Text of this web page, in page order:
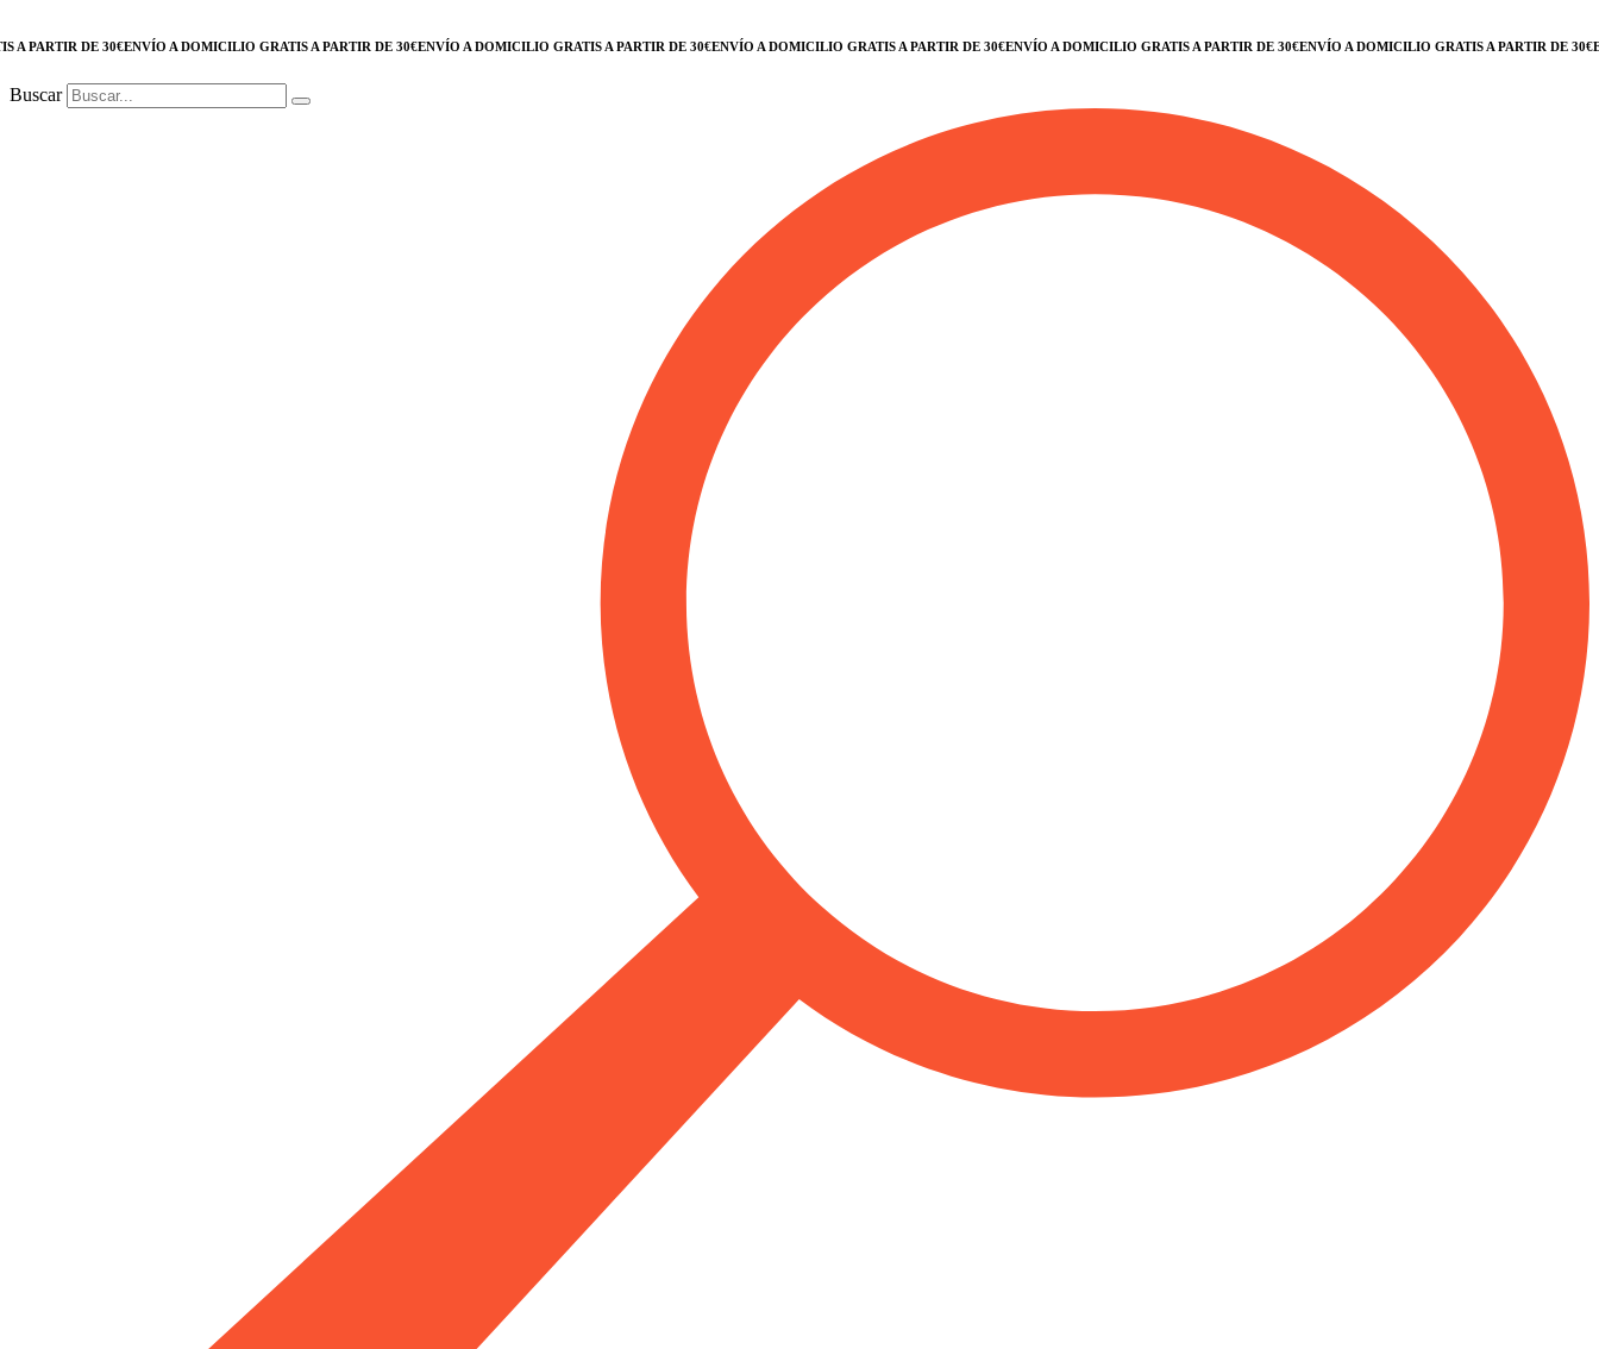
DE 30€ENVÍO A DOMICILIO GRATIS A PARTIR DE 30€ENVÍO A DOMICILIO GRATIS A PARTIR DE 30€ENVÍO A DOMICILIO GRATIS A PARTIR DE 30€ENVÍO A DOMICILIO GRATIS A PARTIR DE 30€ENVÍO A DOMICILIO GRATIS A PARTIR DE 30€
Buscar